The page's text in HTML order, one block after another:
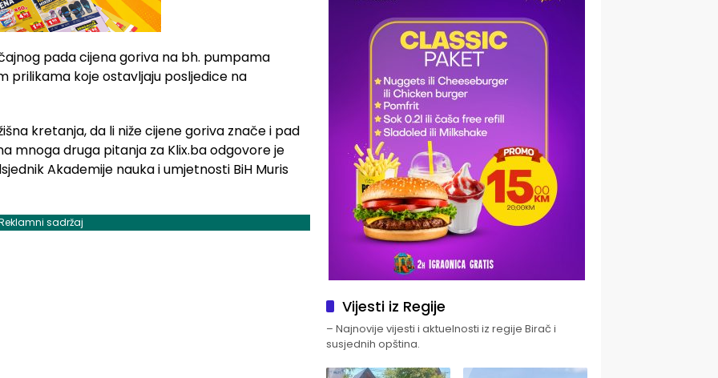
pada cijena goriva na bh. pumpama
koje ostavljaju posljedice na
kretanja, da li niže cijene goriva znače i pad
mnoga druga pitanja za Klix.ba odgovore je
Akademije nauka i umjetnosti BiH Muris
sadržaj
Vijesti iz Regije
– Najnovije vijesti i aktuelnosti iz regije Birač i
susjednih opština.